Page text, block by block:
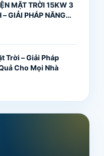
MẶT TRỜI 15KW 3
GIẢI PHÁP NĂNG
Trời – Giải Pháp
Cho Mọi Nhà